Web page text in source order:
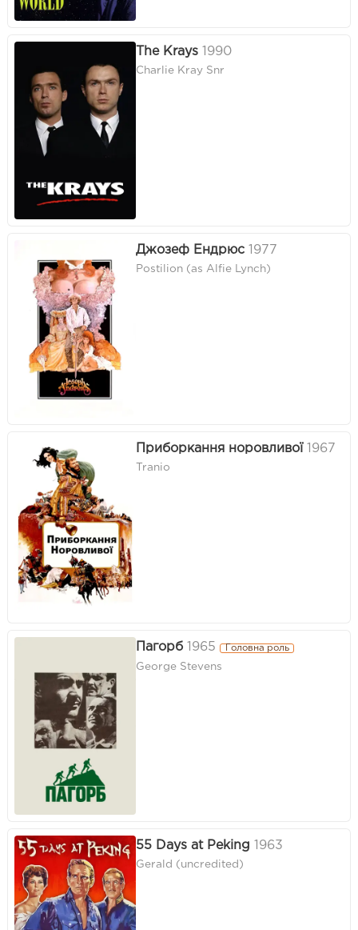
The Krays 1990
Charlie Kray Snr
Джозеф Ендрюс 1977
Postilion (as Alfie Lynch)
Приборкання норовливої 1967
Tranio
Пагорб 1965 Головна роль
George Stevens
55 Days at Peking 1963
Gerald (uncredited)